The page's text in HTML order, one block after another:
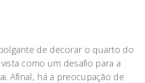
de decorar o quarto do
como um desafio para a
Afinal, há a preocupação de